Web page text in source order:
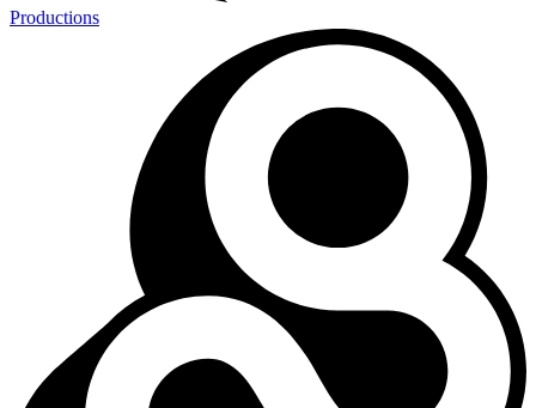
Productions